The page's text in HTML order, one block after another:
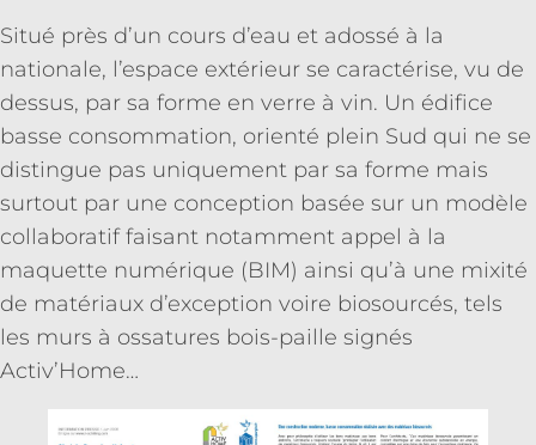
Situé près d’un cours d’eau et adossé à la
nationale, l’espace extérieur se caractérise, vu de
dessus, par sa forme en verre à vin. Un édifice
basse consommation, orienté plein Sud qui ne se
distingue pas uniquement par sa forme mais
surtout par une conception basée sur un modèle
collaboratif faisant notamment appel à la
maquette numérique (BIM) ainsi qu’à une mixité
de matériaux d’exception voire biosourcés, tels
les murs à ossatures bois-paille signés
Activ’Home…